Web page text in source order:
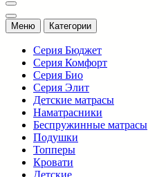
Меню Категории
Серия Бюджет
Серия Комфорт
Серия Био
Серия Элит
Детские матрасы
Наматрасники
Беспружинные матрасы
Подушки
Топперы
Кровати
Детские